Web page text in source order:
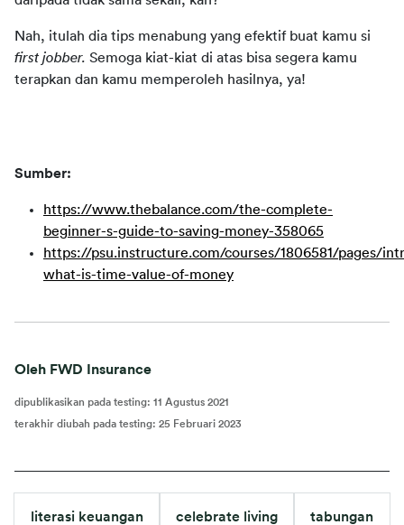
first jobber. Semoga kiat-kiat di atas bisa segera kamu
terapkan dan kamu memperoleh hasilnya, ya!
Sumber:
https://www.thebalance.com/the-complete-
beginner-s-guide-to-saving-money-358065
https://psu.instructure.com/courses/1806581/pages/
what-is-time-value-of-money
Oleh FWD Insurance
dipublikasikan pada testing: 11 Agustus 2021
terakhir diubah pada testing: 25 Februari 2023
literasi keuangan celebrate living tabungan